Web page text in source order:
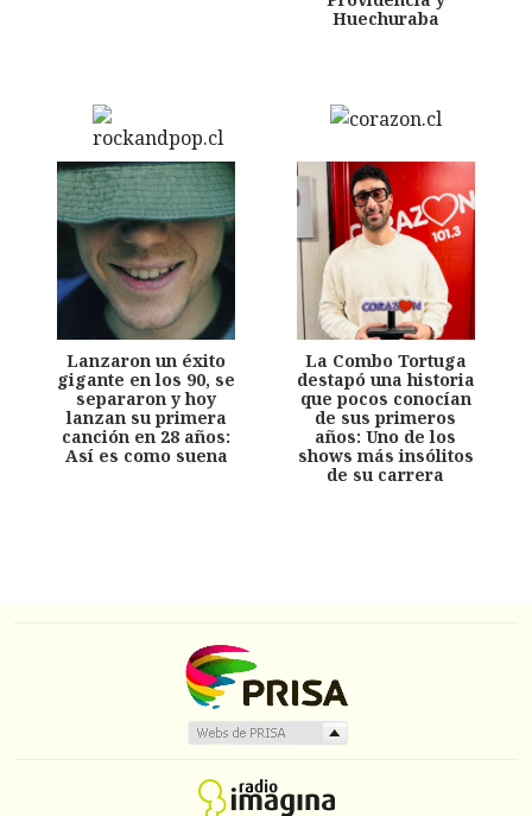
Huechuraba
Lanzaron un éxito
gigante en los 90, se
separaron y hoy
lanzan su primera
canción en 28 años:
Así es como suena
La Combo Tortuga
destapó una historia
que pocos conocían
de sus primeros
años: Uno de los
shows más insólitos
de su carrera